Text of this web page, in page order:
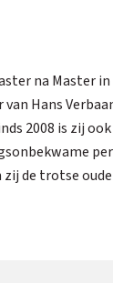
na
Hans
2008 is zij ook
de trotse